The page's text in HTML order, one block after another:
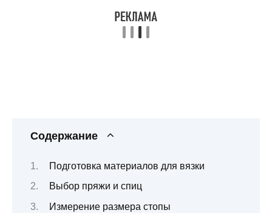
Содержание
Подготовка материалов для вязки
Выбор пряжи и спиц
Измерение размера стопы